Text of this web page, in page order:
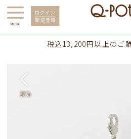
税込13,200円以上のご